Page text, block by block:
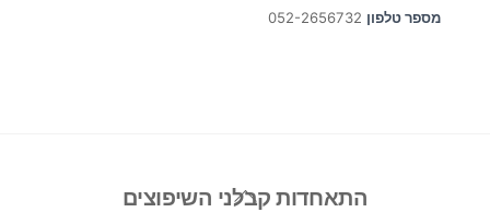
מספר טלפון 052-2656732
Back
To
התאחדות קבלני השיפוצים